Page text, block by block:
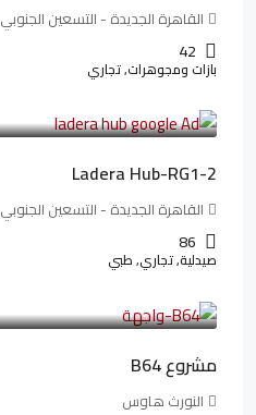
القاهرة الجديدة - التسعين الجنوبي
42
بازات ومجوهرات, تجاري
Ladera Hub-RG1-2
القاهرة الجديدة - التسعين الجنوبي
86
صيدلية, تجاري, طبي
مشروع B64
النورث هاوس